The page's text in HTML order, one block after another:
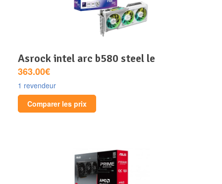
asrock intel arc b580 steel le
363.00€
1 revendeur
Comparer les prix